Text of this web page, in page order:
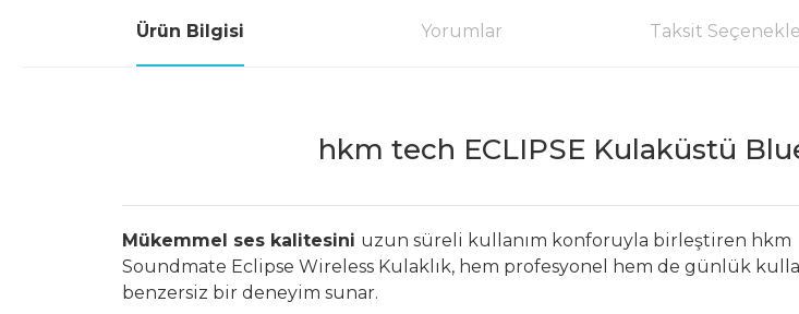
Ürün Bilgisi Yorumlar Taksit
hkm tech ECLIPSE Kulaküstü
Mükemmel ses kalitesini uzun süreli kullanım konforuyla birleştiren hkm
Soundmate Eclipse Wireless Kulaklık, hem profesyonel hem de günlük
benzersiz bir deneyim sunar.